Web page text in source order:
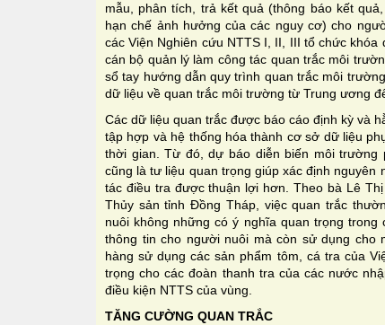
mẫu, phân tích, trả kết quả (thông báo kết
hạn chế ảnh hưởng của các nguy cơ) cho
các Viện Nghiên cứu NTTS I, II, III tổ chức
cán bộ quản lý làm công tác quan trắc môi
sổ tay hướng dẫn quy trình quan trắc môi
dữ liệu về quan trắc môi trường từ Trung ương
Các dữ liệu quan trắc được báo cáo định kỳ và
tập hợp và hệ thống hóa thành cơ sở dữ liệu
thời gian. Từ đó, dự báo diễn biến môi
cũng là tư liệu quan trọng giúp xác định
tác điều tra được thuận lợi hơn. Theo bà Lê
Thủy sản tỉnh Đồng Tháp, việc quan trắc
nuôi không những có ý nghĩa quan trọng
thông tin cho người nuôi mà còn sử dụng cho
hàng sử dụng các sản phẩm tôm, cá tra của
trọng cho các đoàn thanh tra của các nước
điều kiện NTTS của vùng.
TĂNG CƯỜNG QUAN TRẮC